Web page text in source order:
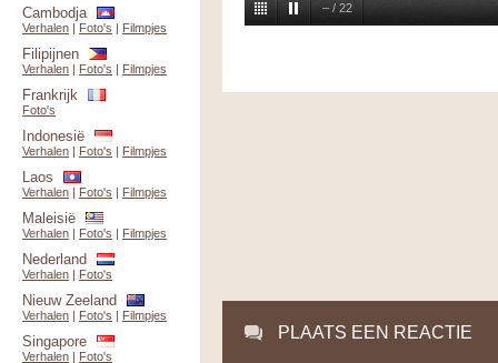
– / 22
PLAATS EEN REACTIE
Cambodja
Verhalen | Foto's | Filmpjes
Filipijnen
Verhalen | Foto's | Filmpjes
Frankrijk
Foto's
Indonesië
Verhalen | Foto's | Filmpjes
Laos
Verhalen | Foto's | Filmpjes
Maleisië
Verhalen | Foto's | Filmpjes
Nederland
Verhalen | Foto's
Nieuw Zeeland
Verhalen | Foto's | Filmpjes
Singapore
Verhalen | Foto's